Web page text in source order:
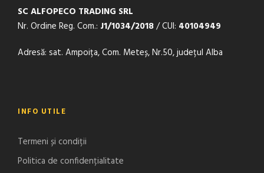
SC ALFOPECO TRADING SRL
Nr. Ordine Reg. Com.: J1/1034/2018/ CUI: 40104949
Adresă: sat. Ampoița, Com. Meteș, Nr.50, județul Alba
INFO UTILE
Termeni și condiții
Politica de confidențialitate